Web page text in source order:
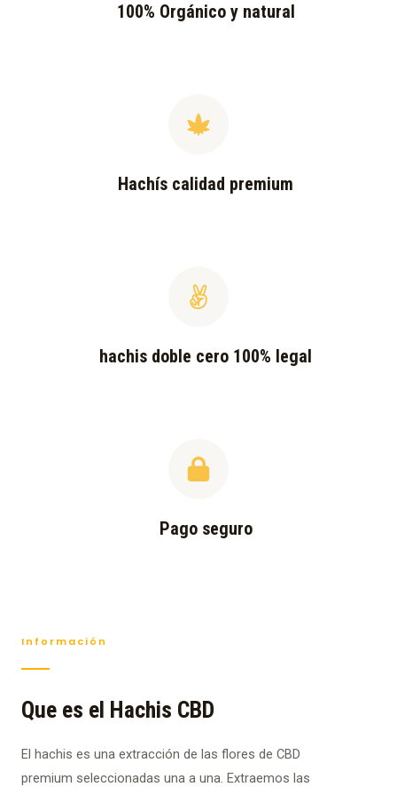
100% Orgánico y natural
Hachís calidad premium
hachis doble cero 100% legal
Pago seguro
Información
Que es el Hachis CBD
El hachis es una extracción de las flores de CBD
premium seleccionadas una a una. Extraemos las